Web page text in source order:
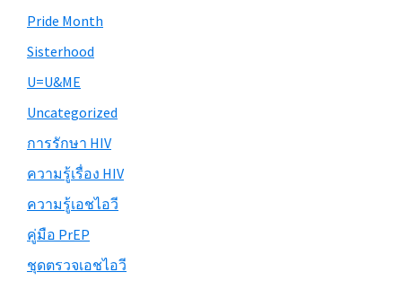
Pride Month
Sisterhood
U=U&ME
Uncategorized
การรักษา HIV
ความรู้เรื่อง HIV
ความรู้เอชไอวี
คู่มือ PrEP
ชุดตรวจเอชไอวี